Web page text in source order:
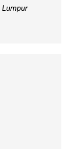
Lumpur